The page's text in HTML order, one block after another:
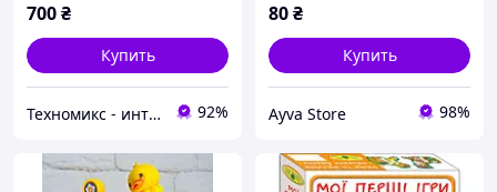
700₴
Купить
Техномикс - интернет - магазин качественной техники, электроники и других товаров для дома и работы 92%
80₴
Купить
Ayva Store 98%